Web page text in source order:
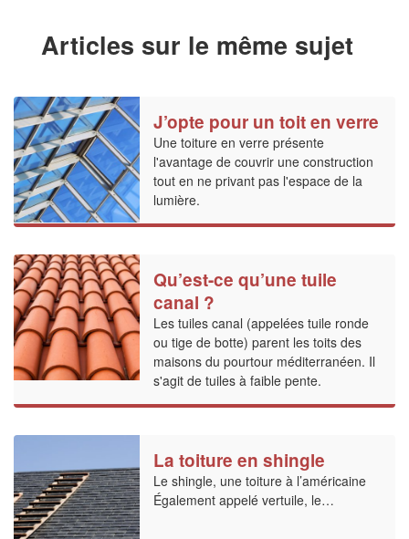
Articles sur le même sujet
J’opte pour un toit en verre
Une toiture en verre présente
l'avantage de couvrir une construction
tout en ne privant pas l'espace de la
lumière.
Qu’est-ce qu’une tuile
canal ?
Les tuiles canal (appelées tuile ronde
ou tige de botte) parent les toits des
maisons du pourtour méditerranéen. Il
s'agit de tuiles à faible pente.
La toiture en shingle
Le shingle, une toiture à l’américaine
Également appelé vertuile, le…